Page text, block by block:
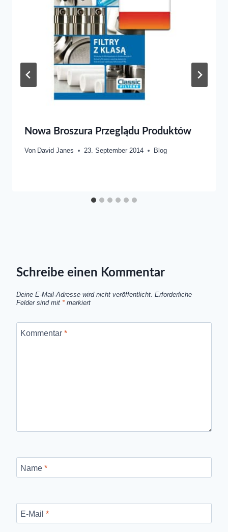
Nowa Broszura Przeglądu Produktów
Von David Janes 23. September 2014 Blog
Schreibe einen Kommentar
Deine E-Mail-Adresse wird nicht veröffentlicht. Erforderliche
Felder sind mit *markiert
Kommentar *
Name *
E-Mail *